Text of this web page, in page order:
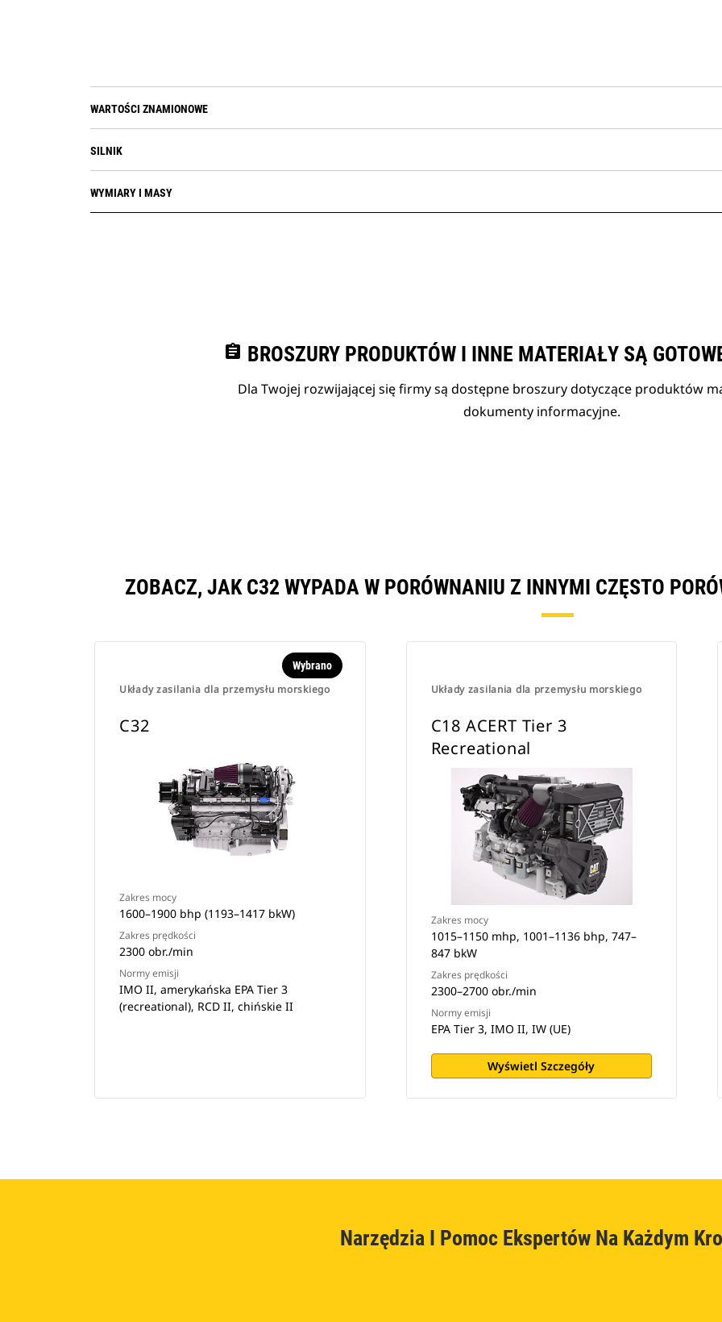
WARTOŚCI ZNAMIONOWE
SILNIK
WYMIARY I MASY
assignment BROSZURY PRODUKTÓW I INNE MATERIAŁY SĄ
Dla Twojej rozwijającej się firmy są dostępne broszury dotyczące produktów
dokumenty informacyjne.
ZOBACZ, JAK C32 WYPADA W PORÓWNANIU Z INNYMI CZĘSTO
Układy zasilania dla przemysłu morskiego
Wybrano
C32
Zakres mocy
1600–1900 bhp (1193–1417 bkW)
Zakres prędkości
2300 obr./min
Normy emisji
IMO II, amerykańska EPA Tier 3
(recreational), RCD II, chińskie II
Układy zasilania dla przemysłu morskiego
C18 ACERT Tier 3
Recreational
Zakres mocy
1015–1150 mhp, 1001–1136 bhp, 747–
847 bkW
Zakres prędkości
2300–2700 obr./min
Normy emisji
EPA Tier 3, IMO II, IW (UE)
Wyświetl Szczegóły
Narzędzia I Pomoc Ekspertów Na Każdym